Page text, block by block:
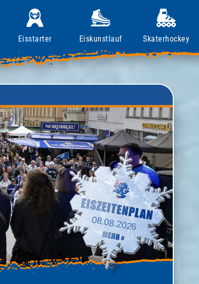
Eisstarter Eiskunstlauf Skaterhockey
08.08.2026